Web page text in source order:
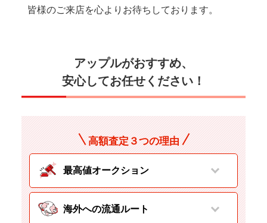
皆様のご来店を心よりお待ちしております。
アップルがおすすめ、
安心してお任せください！
高額査定３つの理由
最高値オークション
海外への流通ルート